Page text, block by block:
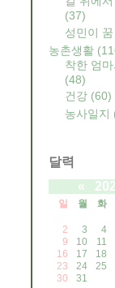
(37)
성민이 꿈
농촌생활
착한 엄
(48)
건강 (60)
농사일지
달력
«
일 월 화
2
3 4
9
10 11
16
17 18
23
24 25
30
31